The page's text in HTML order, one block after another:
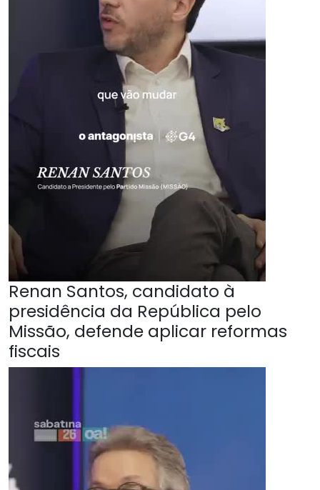
Renan Santos, candidato à
presidência da República pelo
Missão, defende aplicar reformas
fiscais